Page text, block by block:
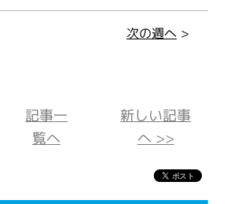
次の週へ>
記事一
覧へ
新しい記事
へ >>